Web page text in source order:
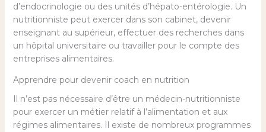
d’endocrinologie ou des unités d’hépato-entérologie. Un
nutritionniste peut exercer dans son cabinet, devenir
enseignant au supérieur, effectuer des recherches dans
un hôpital universitaire ou travailler pour le compte des
entreprises alimentaires.
Apprendre pour devenir coach en nutrition
Il n’est pas nécessaire d’être un médecin-nutritionniste
pour exercer un métier relatif à l’alimentation et aux
régimes alimentaires. Il existe de nombreux programmes